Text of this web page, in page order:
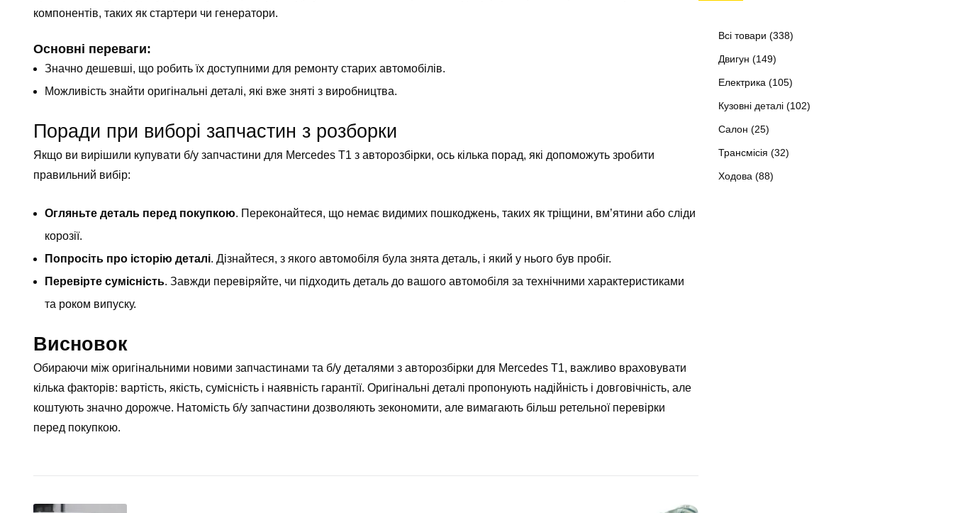
компонентів, таких як стартери чи генератори.
Основні переваги:
Значно дешевші, що робить їх доступними для ремонту старих автомобілів.
Можливість знайти оригінальні деталі, які вже зняті з виробництва.
Поради при виборі запчастин з розборки
Якщо ви вирішили купувати б/у запчастини для Mercedes T1 з авторозбірки, ось кілька порад, які допоможуть зробити
правильний вибір:
Огляньте деталь перед покупкою. Переконайтеся, що немає видимих пошкоджень, таких як тріщини, вм’ятини або сліди
корозії.
Попросіть про історію деталі. Дізнайтеся, з якого автомобіля була знята деталь, і який у нього був пробіг.
Перевірте сумісність. Завжди перевіряйте, чи підходить деталь до вашого автомобіля за технічними характеристиками
та роком випуску.
Висновок
Обираючи між оригінальними новими запчастинами та б/у деталями з авторозбірки для Mercedes T1, важливо враховувати
кілька факторів: вартість, якість, сумісність і наявність гарантії. Оригінальні деталі пропонують надійність і довговічність, але
коштують значно дорожче. Натомість б/у запчастини дозволяють зекономити, але вимагають більш ретельної перевірки
перед покупкою.
Всі товари (338)
Двигун (149)
Електрика (105)
Кузовні деталі (102)
Салон (25)
Трансмісія (32)
Ходова (88)